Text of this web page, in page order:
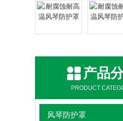
产品
PRODUCT
风琴防护罩